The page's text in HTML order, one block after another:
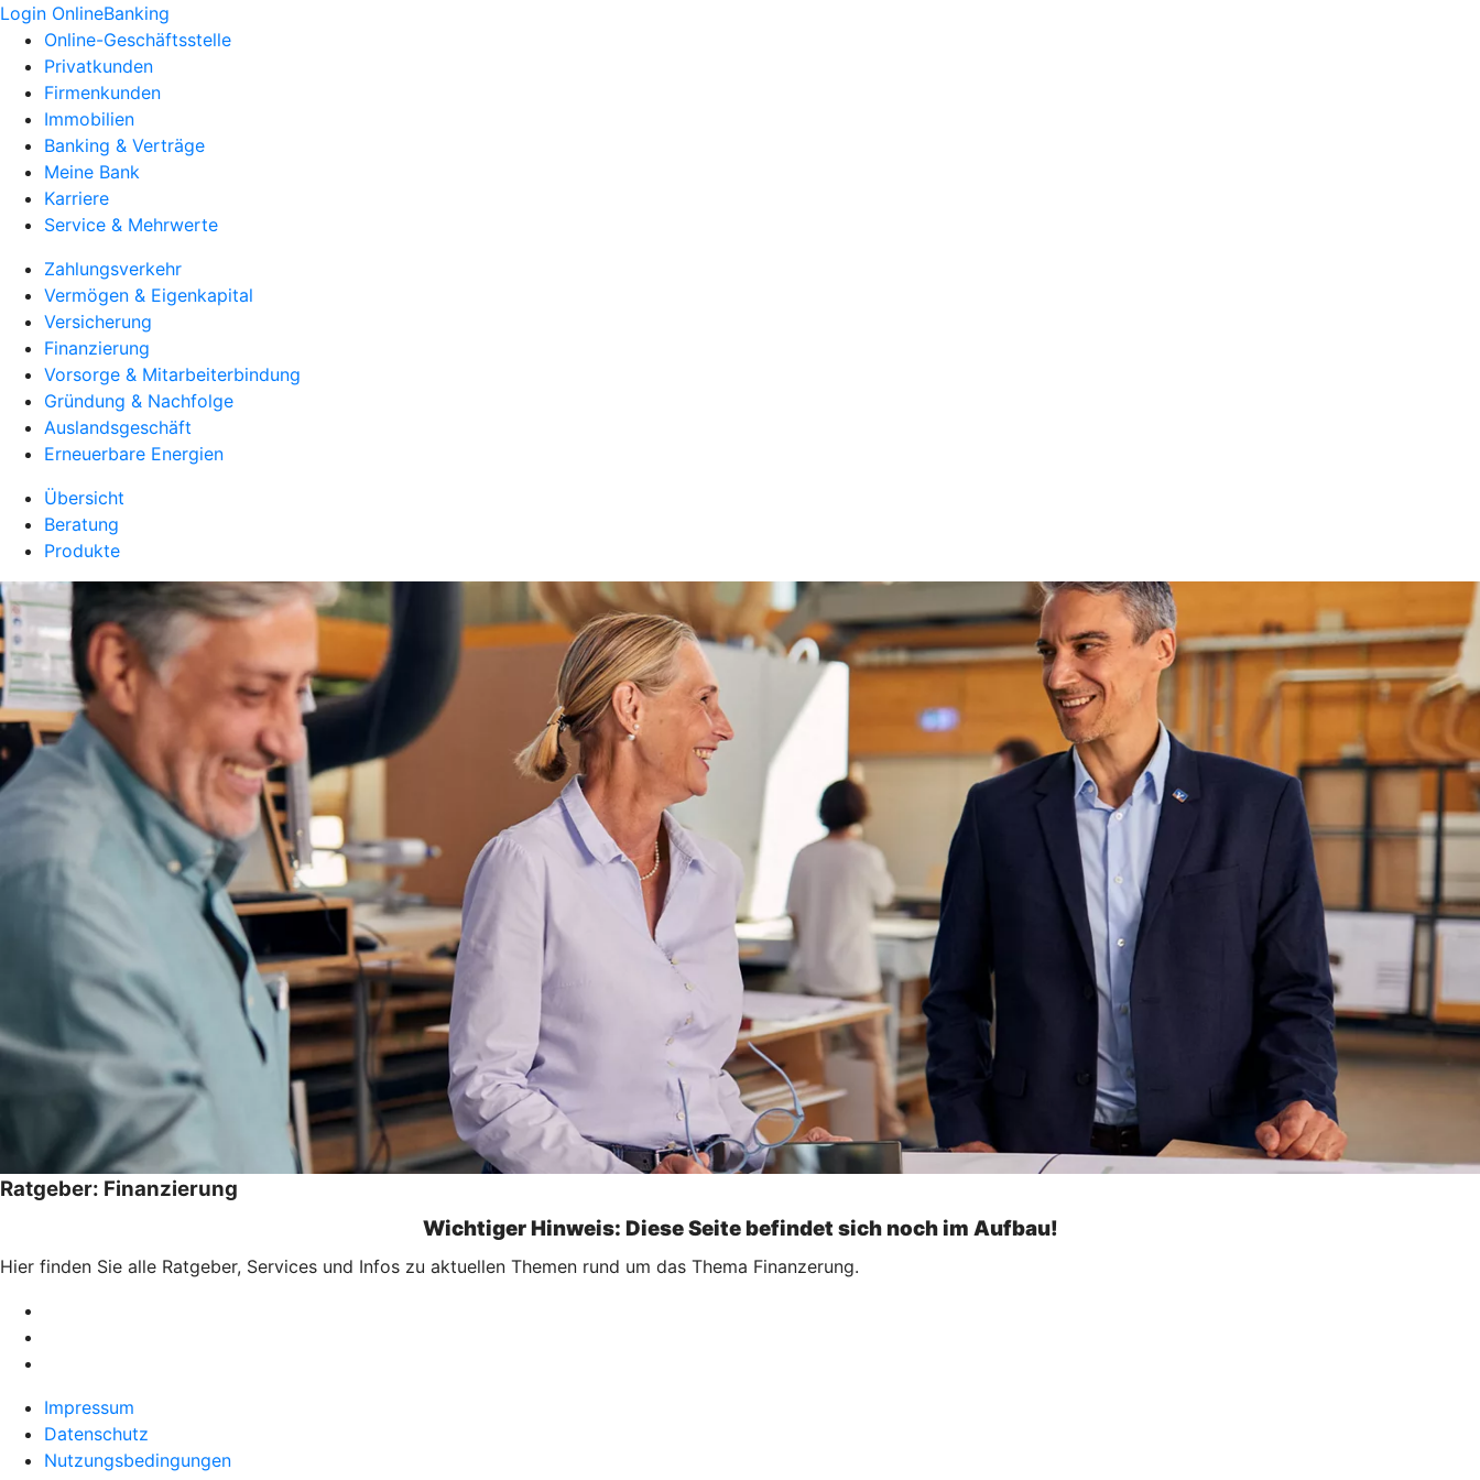
Login OnlineBanking
Online-Geschäftsstelle
Privatkunden
Firmenkunden
Immobilien
Banking & Verträge
Meine Bank
Karriere
Service & Mehrwerte
Zahlungsverkehr
Vermögen & Eigenkapital
Versicherung
Finanzierung
Vorsorge & Mitarbeiterbindung
Gründung & Nachfolge
Auslandsgeschäft
Erneuerbare Energien
Übersicht
Beratung
Produkte
Ratgeber: Finanzierung
Wichtiger Hinweis: Diese Seite befindet sich noch im Aufbau!
Hier finden Sie alle Ratgeber, Services und Infos zu aktuellen Themen rund um das Thema Finanzerung.
Impressum
Datenschutz
Nutzungsbedingungen